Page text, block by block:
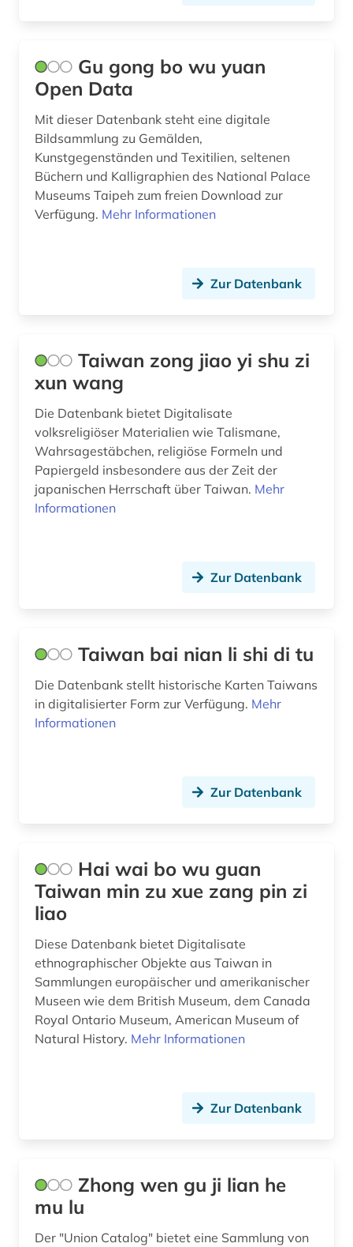
Gu gong bo wu yuan
Open Data
Mit dieser Datenbank steht eine digitale
Bildsammlung zu Gemälden,
Kunstgegenständen und Texitilien, seltenen
Büchern und Kalligraphien des National Palace
Museums Taipeh zum freien Download zur
Verfügung. Mehr Informationen
Zur Datenbank
Taiwan zong jiao yi shu zi
xun wang
Die Datenbank bietet Digitalisate
volksreligiöser Materialien wie Talismane,
Wahrsagestäbchen, religiöse Formeln und
Papiergeld insbesondere aus der Zeit der
japanischen Herrschaft über Taiwan. Mehr
Informationen
Zur Datenbank
Taiwan bai nian li shi di tu
Die Datenbank stellt historische Karten Taiwans
in digitalisierter Form zur Verfügung. Mehr
Informationen
Zur Datenbank
Hai wai bo wu guan
Taiwan min zu xue zang pin zi
liao
Diese Datenbank bietet Digitalisate
ethnographischer Objekte aus Taiwan in
Sammlungen europäischer und amerikanischer
Museen wie dem British Museum, dem Canada
Royal Ontario Museum, American Museum of
Natural History. Mehr Informationen
Zur Datenbank
Zhong wen gu ji lian he
mu lu
Der "Union Catalog" bietet eine Sammlung von